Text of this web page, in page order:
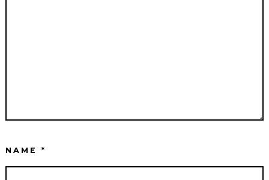
NAME*